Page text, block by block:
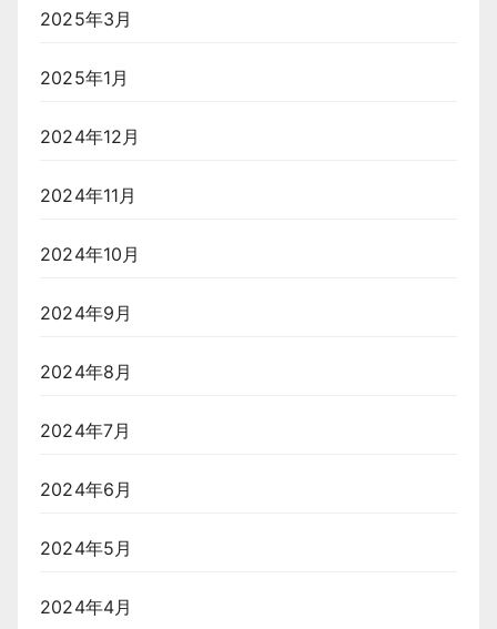
2025年3月
2025年1月
2024年12月
2024年11月
2024年10月
2024年9月
2024年8月
2024年7月
2024年6月
2024年5月
2024年4月